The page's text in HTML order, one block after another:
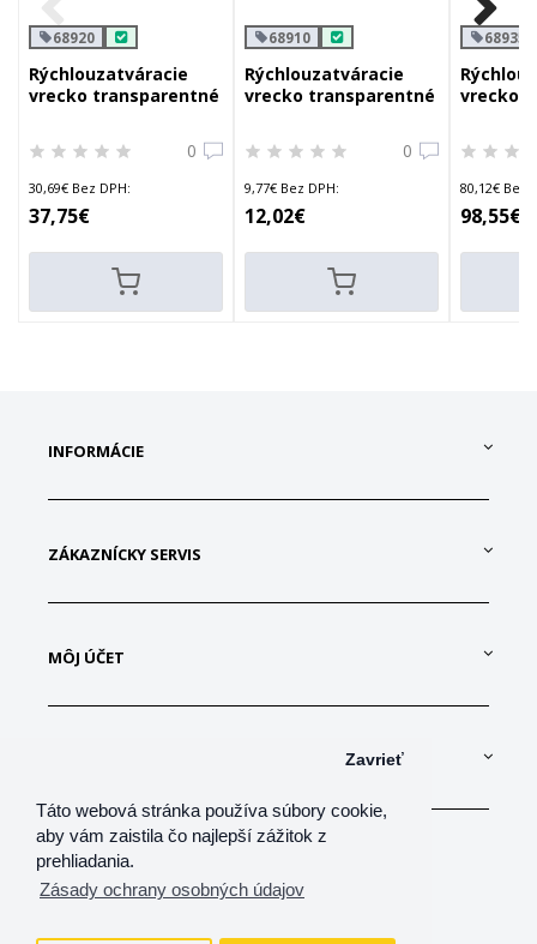
Táto webová stránka používa súbory cookie,
aby vám zaistila čo najlepší zážitok z
prehliadania.
Zásady ochrany osobných údajov
Zavrieť
68920
Rýchlouzatváracie
vrecko transparentné
0
30,69€ Bez DPH:
37,75€
68910
Rýchlouzatváracie
vrecko transparentné
0
9,77€ Bez DPH:
12,02€
68935
vrecko
80,12€ Bez
98,55€
INFORMÁCIE
ZÁKAZNÍCKY SERVIS
MÔJ ÚČET